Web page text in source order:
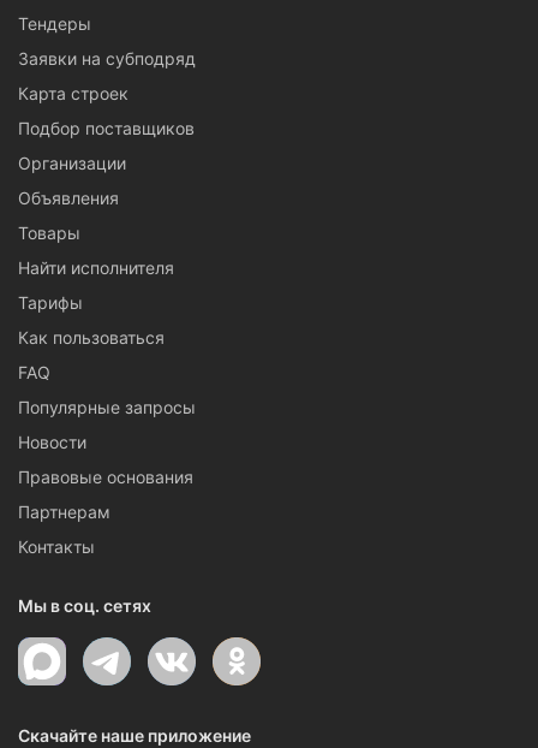
Тендеры
Заявки на субподряд
Карта строек
Подбор поставщиков
Организации
Объявления
Товары
Найти исполнителя
Тарифы
Как пользоваться
FAQ
Популярные запросы
Новости
Правовые основания
Партнерам
Контакты
Мы в соц. сетях
Скачайте наше приложение